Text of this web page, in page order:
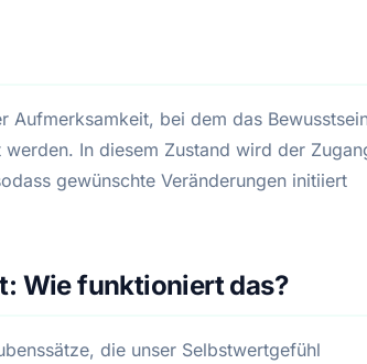
Aufmerksamkeit, bei dem das
In diesem Zustand wird der
gewünschte Veränderungen initiiert
Wie funktioniert das?
die unser Selbstwertgefühl